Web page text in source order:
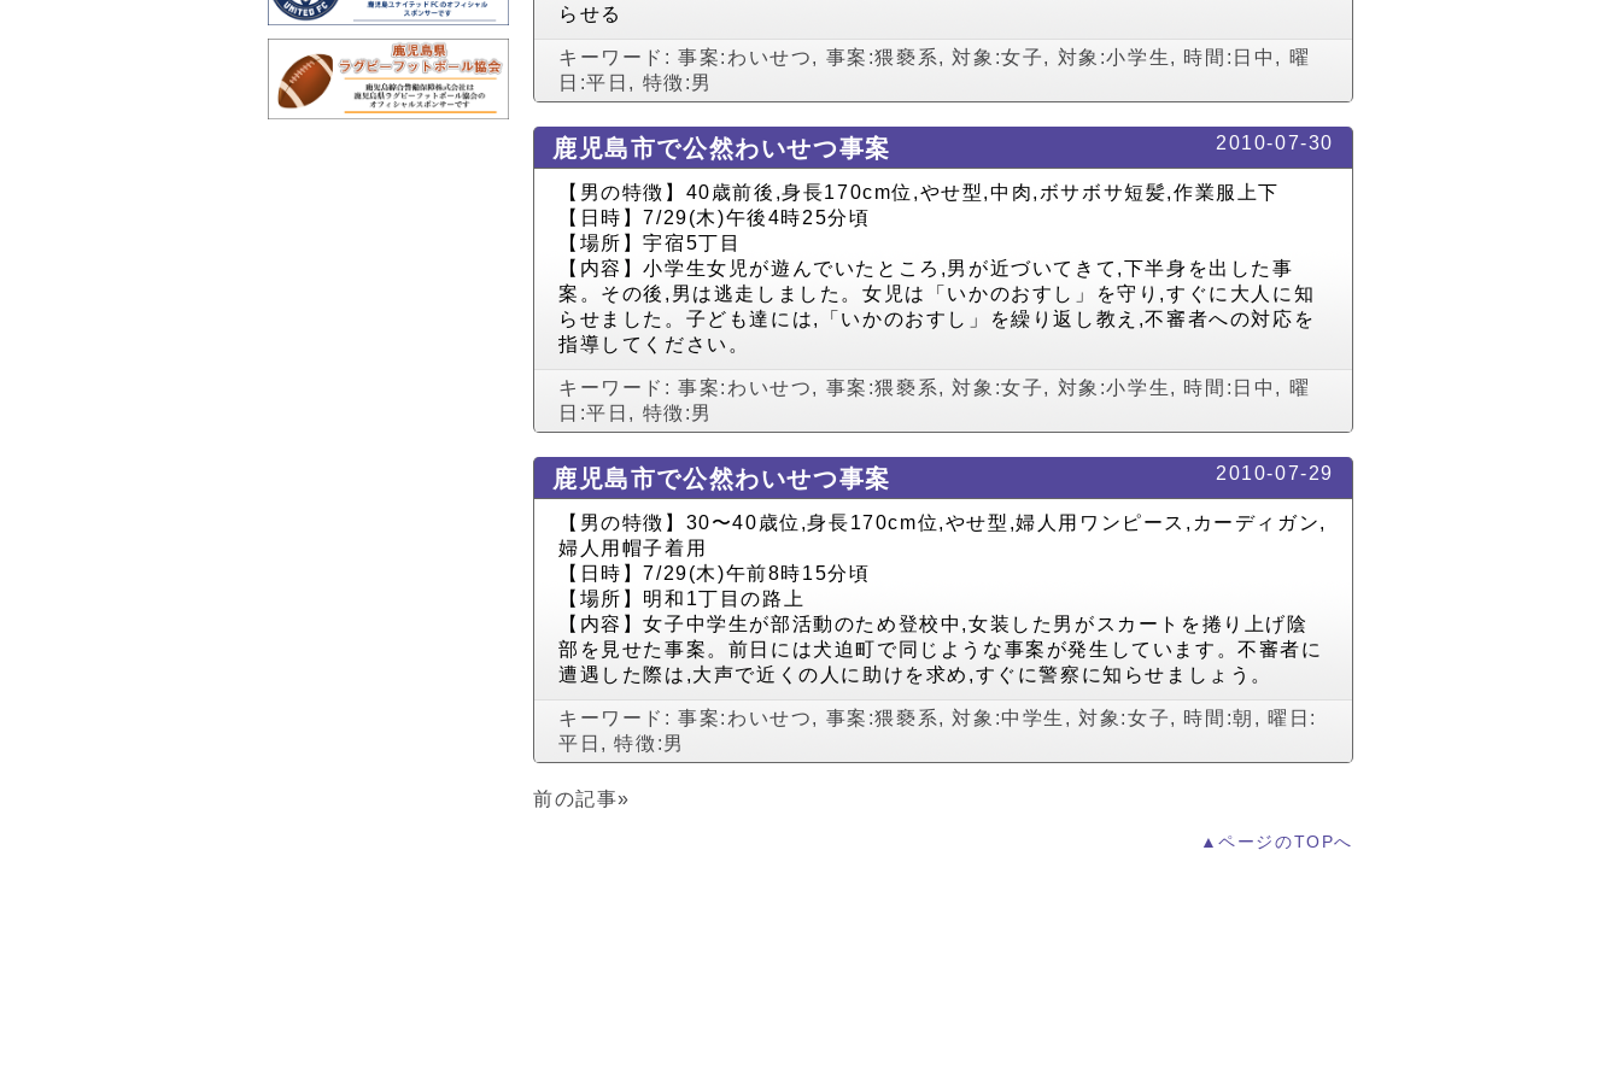
らせる
キーワード:事案:わいせつ, 事案:猥褻系, 対象:女子, 対象:小学生, 時間:日中 , 曜
日:平日 , 特徴:男
鹿児島市で公然わいせつ事案 2010-07-30
【男の特徴】40歳前後,身長170cm位,やせ型,中肉,ボサボサ短髪,作業服上下
【日時】7/29(木)午後4時25分頃
【場所】宇宿5丁目
【内容】小学生女児が遊んでいたところ,男が近づいてきて,下半身を出した事
案。その後,男は逃走しました。女児は「いかのおすし」を守り,すぐに大人に知
らせました。子ども達には,「いかのおすし」を繰り返し教え,不審者への対応を
指導してください。
キーワード:事案:わいせつ, 事案:猥褻系, 対象:女子, 対象:小学生, 時間:日中 , 曜
日:平日 , 特徴:男
鹿児島市で公然わいせつ事案 2010-07-29
【男の特徴】30〜40歳位,身長170cm位,やせ型,婦人用ワンピース,カーディガン,
婦人用帽子着用
【日時】7/29(木)午前8時15分頃
【場所】明和1丁目の路上
【内容】女子中学生が部活動のため登校中,女装した男がスカートを捲り上げ陰
部を見せた事案。前日には犬迫町で同じような事案が発生しています。不審者に
遭遇した際は,大声で近くの人に助けを求め,すぐに警察に知らせましょう。
キーワード:事案:わいせつ, 事案:猥褻系, 対象:中学生 , 対象:女子, 時間:朝 , 曜日:
平日 ,特徴:男
前の記事»
▲ページのTOPへ